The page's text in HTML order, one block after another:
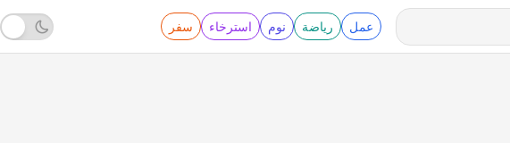
عمل رياضة نوم استرخاء سفر